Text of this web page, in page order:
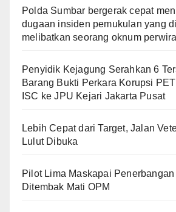
Polda Sumbar bergerak cepat
dugaan insiden pemukulan yang
melibatkan seorang oknum
Penyidik Kejagung Serahkan 6
Barang Bukti Perkara Korupsi
ISC ke JPU Kejari Jakarta Pusat
Lebih Cepat dari Target, Jalan
Lulut Dibuka
Pilot Lima Maskapai
Ditembak Mati OPM